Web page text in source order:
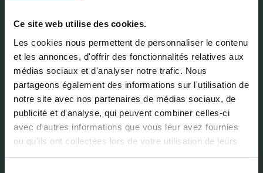
Ce site web utilise des cookies.
Les cookies nous permettent de personnaliser le contenu
et les annonces, d'offrir des fonctionnalités relatives aux
médias sociaux et d'analyser notre trafic. Nous
partageons également des informations sur l'utilisation de
notre site avec nos partenaires de médias sociaux, de
publicité et d'analyse, qui peuvent combiner celles-ci
avec d'autres informations que vous leur avez fournies
ou qu'ils ont collectées lors de votre utilisation de leurs